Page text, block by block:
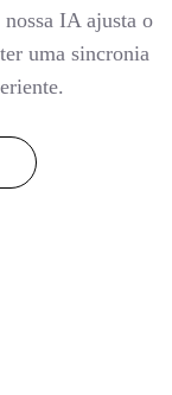
IA ajusta o
uma sincronia